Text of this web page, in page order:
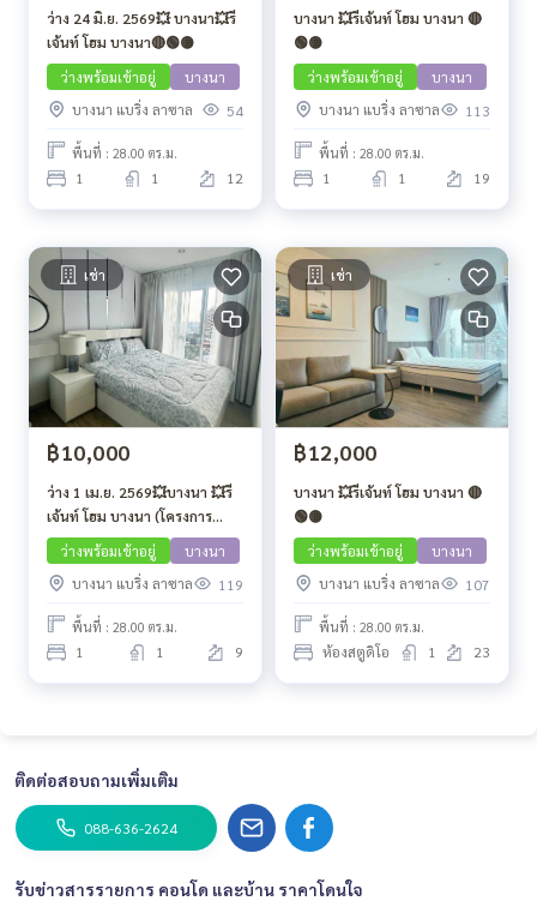
ว่าง 24 มิ.ย. 2569💥 บางนา💥รี
เจ้นท์ โฮม บางนา🔴🟢🟡
ว่างพร้อมเข้าอยู่
บางนา
บางนา แบริ่ง ลาซาล
54
พื้นที่ : 28.00 ตร.ม.
1 1 12
บางนา 💥รีเจ้นท์ โฮม บางนา 🔴
🟢🟡
ว่างพร้อมเข้าอยู่
บางนา
บางนา แบริ่ง ลาซาล
113
พื้นที่ : 28.00 ตร.ม.
1 1 19
เช่า
฿10,000
ว่าง 1 เม.ย. 2569💥บางนา 💥รี
เจ้นท์ โฮม บางนา (โครงการ
ใหม่)🔴🟢🟡
ว่างพร้อมเข้าอยู่
บางนา
บางนา แบริ่ง ลาซาล
119
พื้นที่ : 28.00 ตร.ม.
1 1 9
เช่า
฿12,000
บางนา 💥รีเจ้นท์ โฮม บางนา 🔴
🟢🟡
ว่างพร้อมเข้าอยู่
บางนา
บางนา แบริ่ง ลาซาล
107
พื้นที่ : 28.00 ตร.ม.
ห้องสตูดิโอ 1 23
ติดต่อสอบถามเพิ่มเติม
088-636-2624
รับข่าวสารรายการ คอนโด และบ้าน ราคาโดนใจ